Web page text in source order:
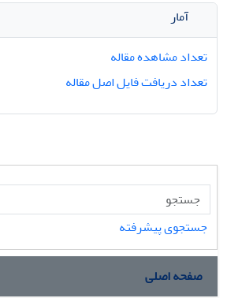
آمار
تعداد مشاهده مقاله
تعداد دریافت فایل اصل مقاله
جستجوی پیشرفته
صفحه اصلی